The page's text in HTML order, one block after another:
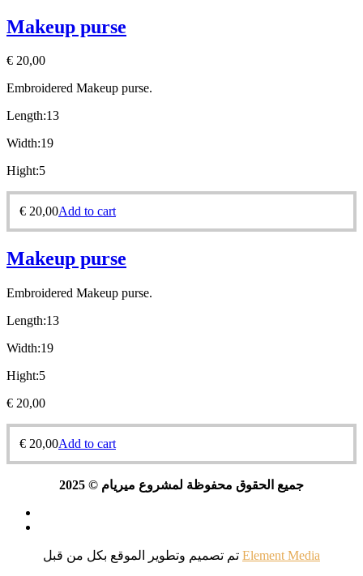
Makeup purse
€ 20,00
Embroidered Makeup purse.
Length:13
Width:19
Hight:5
€ 20,00Add to cart
Makeup purse
Embroidered Makeup purse.
Length:13
Width:19
Hight:5
€ 20,00
€ 20,00Add to cart
جميع الحقوق محفوظة لمشروع ميريام © 2025
تم تصميم وتطوير الموقع بكل Element Media